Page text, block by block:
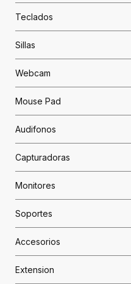
Teclados
Sillas
Webcam
Mouse Pad
Audifonos
Capturadoras
Monitores
Soportes
Accesorios
Extension